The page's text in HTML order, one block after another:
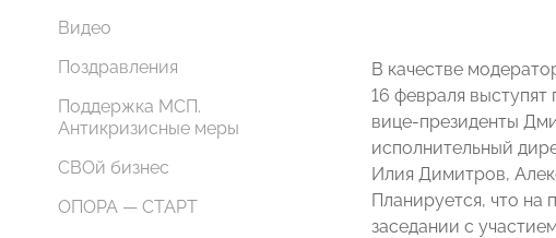
Видео
Поздравления
Поддержка МСП.
Антикризисные меры
СВОй бизнес
ОПОРА — СТАРТ
В качестве
16 февраля
вице-президенты
исполнительный
Илия Димитров,
Планируется, что
заседании с